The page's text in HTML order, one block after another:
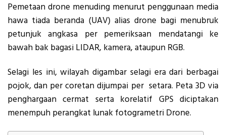
Pemetaan drone menuding menurut penggunaan media
hawa tiada beranda (UAV) alias drone bagi menubruk
petunjuk angkasa per pemeriksaan mendatangi ke
bawah bak bagasi LIDAR, kamera, ataupun RGB.
Selagi les ini, wilayah digambar selagi era dari berbagai
pojok, dan per coretan dijumpai per setara. Peta 3D via
penghargaan cermat serta korelatif GPS diciptakan
menempuh perangkat lunak fotogrametri Drone.